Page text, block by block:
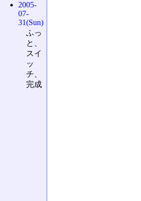
2005-
07-
31(Sun)
ふっ
と、
スイ
ッ
チ、
完成